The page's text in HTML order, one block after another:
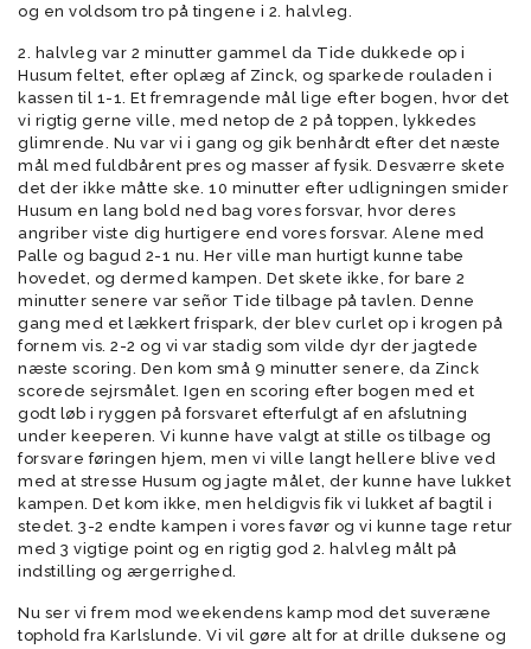
og en voldsom tro på tingene i 2. halvleg.
2. halvleg var 2 minutter gammel da Tide dukkede op i
Husum feltet, efter oplæg af Zinck, og sparkede rouladen i
kassen til 1-1. Et fremragende mål lige efter bogen, hvor det
vi rigtig gerne ville, med netop de 2 på toppen, lykkedes
glimrende. Nu var vi i gang og gik benhårdt efter det næste
mål med fuldbårent pres og masser af fysik. Desværre skete
det der ikke måtte ske. 10 minutter efter udligningen smider
Husum en lang bold ned bag vores forsvar, hvor deres
angriber viste dig hurtigere end vores forsvar. Alene med
Palle og bagud 2-1 nu. Her ville man hurtigt kunne tabe
hovedet, og dermed kampen. Det skete ikke, for bare 2
minutter senere var señor Tide tilbage på tavlen. Denne
gang med et lækkert frispark, der blev curlet op i krogen på
fornem vis. 2-2 og vi var stadig som vilde dyr der jagtede
næste scoring. Den kom små 9 minutter senere, da Zinck
scorede sejrsmålet. Igen en scoring efter bogen med et
godt løb i ryggen på forsvaret efterfulgt af en afslutning
under keeperen. Vi kunne have valgt at stille os tilbage og
forsvare føringen hjem, men vi ville langt hellere blive ved
med at stresse Husum og jagte målet, der kunne have lukket
kampen. Det kom ikke, men heldigvis fik vi lukket af bagtil i
stedet. 3-2 endte kampen i vores favør og vi kunne tage retur
med 3 vigtige point og en rigtig god 2. halvleg målt på
indstilling og ærgerrighed.
Nu ser vi frem mod weekendens kamp mod det suveræne
tophold fra Karlslunde. Vi vil gøre alt for at drille duksene og